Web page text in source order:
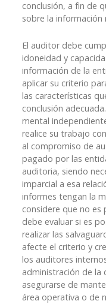
conclusión, a fin de
sobre la información
El auditor debe
idoneidad y
información de la
aplicar su criterio
las características
conclusión
mental
realice su trabajo
al compromiso de
pagado por las
auditoria, siendo
imparcial a esa
informes tengan la
considere que no es
debe evaluar si es
realizar las
afecte el criterio y
los auditores
administración de la
asegurarse de
área operativa o de